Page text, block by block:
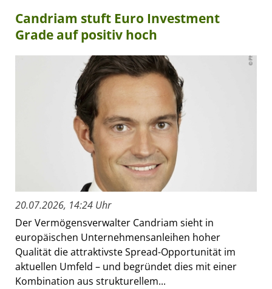
Candriam stuft Euro Investment
Grade auf positiv hoch
20.07.2026, 14:24 Uhr
Der Vermögensverwalter Candriam sieht in
europäischen Unternehmensanleihen hoher
Qualität die attraktivste Spread-Opportunität im
aktuellen Umfeld – und begründet dies mit einer
Kombination aus strukturellem...